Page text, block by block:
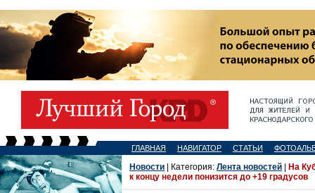
ГЛАВНАЯ НАВИГАТОР СТАТЬИ
Новости | Категория: Лента новостей
На
к концу недели понизится до +19 градусов